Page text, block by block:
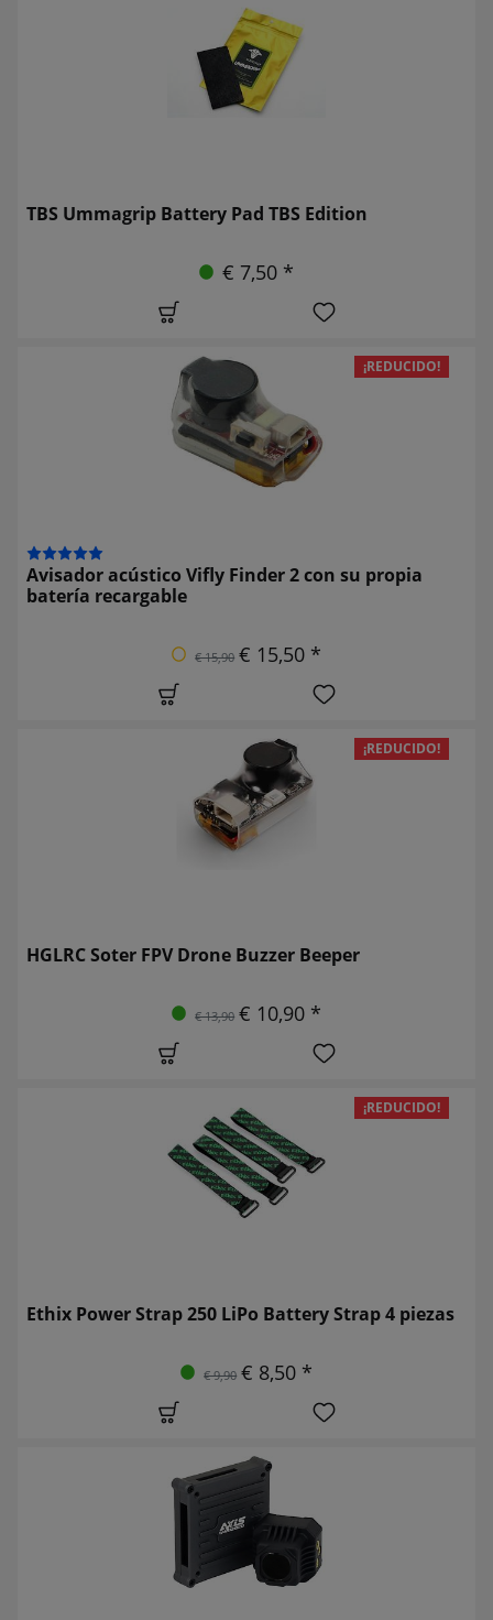
TBS Ummagrip Battery Pad TBS Edition
€ 7,50 *
¡REDUCIDO!
Avisador acústico Vifly Finder 2 con su propia
batería recargable
€ 15,90 € 15,50 *
¡REDUCIDO!
HGLRC Soter FPV Drone Buzzer Beeper
€ 13,90 € 10,90 *
¡REDUCIDO!
Ethix Power Strap 250 LiPo Battery Strap 4 piezas
€ 9,90 € 8,50 *